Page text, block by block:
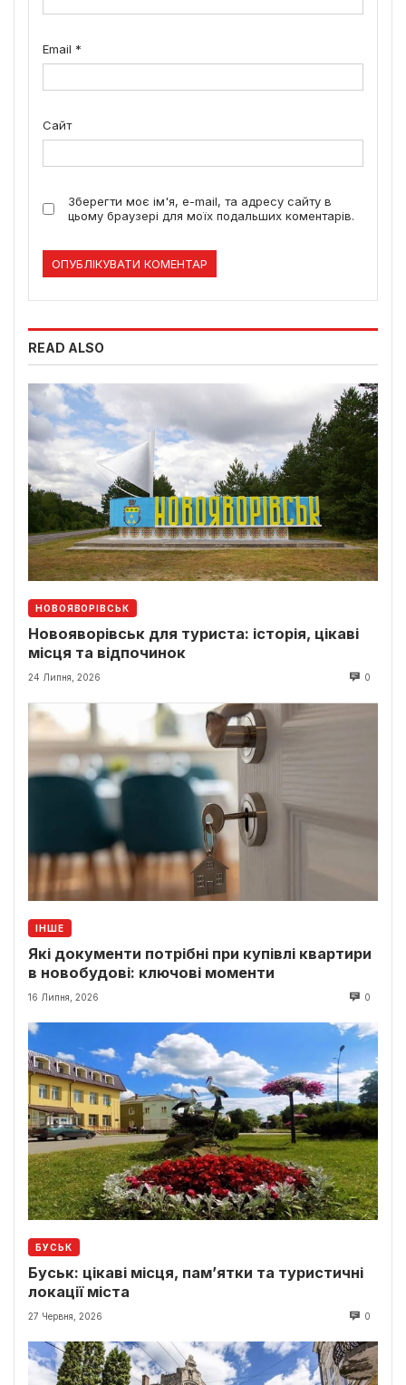
Email *
Сайт
Зберегти моє ім'я, e-mail, та адресу сайту в
цьому браузері для моїх подальших коментарів.
READ ALSO
НОВОЯВОРІВСЬК
Новояворівськ для туриста: історія, цікаві
місця та відпочинок
24 Липня, 2026 0
ІНШЕ
Які документи потрібні при купівлі квартири
в новобудові: ключові моменти
16 Липня, 2026 0
БУСЬК
Буськ: цікаві місця, пам’ятки та туристичні
локації міста
27 Червня, 2026 0